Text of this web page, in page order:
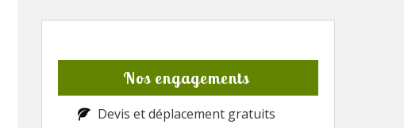
Nos engagements
Devis et déplacement gratuits